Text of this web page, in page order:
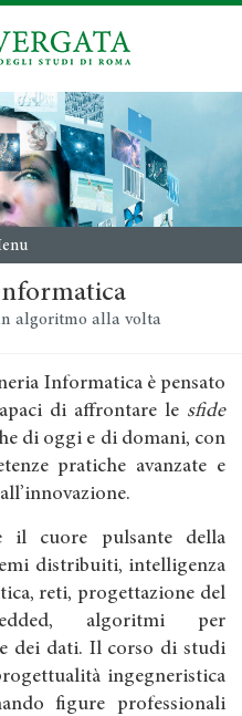
algoritmo alla volta
Informatica è pensato
di affrontare le sfide
di oggi e di domani, con
pratiche avanzate e
il cuore pulsante della
distribuiti, intelligenza
reti, progettazione del
algoritmi per
dei dati. Il corso di studi
ingegneristica
figure professionali